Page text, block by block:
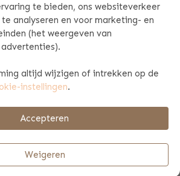
te bieden, ons websiteverkeer
analyseren en voor marketing- en
(het weergeven van
altijd wijzigen of intrekken op de
instellingen.
Accepteren
Weigeren